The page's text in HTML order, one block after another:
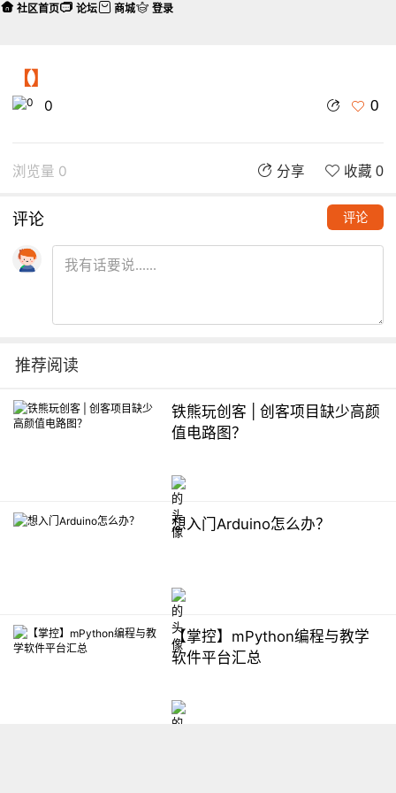
【】
0 0
浏览量 0 分享 收藏 0
评论 评论
推荐阅读
铁熊玩创客 | 创客项目缺少高颜
值电路图？
想入门Arduino怎么办？
【掌控】mPython编程与教学
软件平台汇总
社区首页 论坛 商城 登录